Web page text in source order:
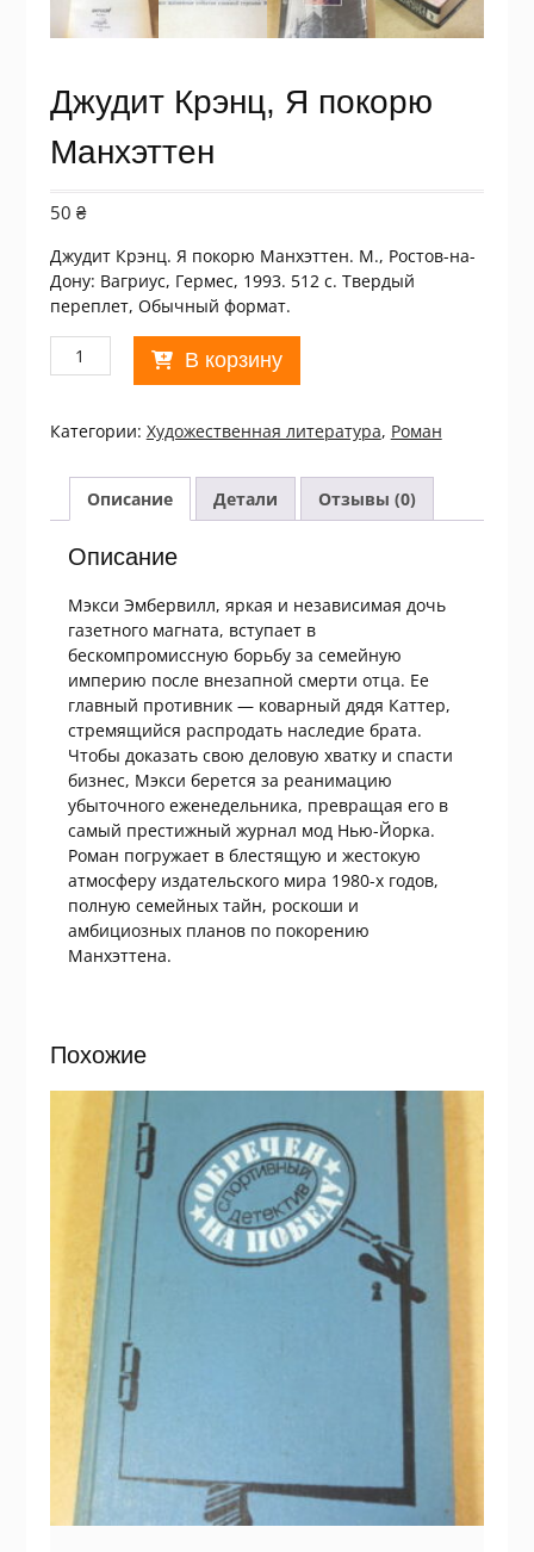
Джудит Крэнц, Я покорю
Манхэттен
50 ₴
Джудит Крэнц. Я покорю Манхэттен. М., Ростов-на-
Дону: Вагриус, Гермес, 1993. 512 с. Твердый
переплет, Обычный формат.
Количество
товара
Крэнц,
покорю
Манхэттен
В корзину
Категории: Xудожественная литература, Роман
Описание Детали Отзывы (0)
Описание
Мэкси Эмбервилл, яркая и независимая дочь
газетного магната, вступает в
бескомпромиссную борьбу за семейную
империю после внезапной смерти отца. Ее
главный противник — коварный дядя Каттер,
стремящийся распродать наследие брата.
Чтобы доказать свою деловую хватку и спасти
бизнес, Мэкси берется за реанимацию
убыточного еженедельника, превращая его в
самый престижный журнал мод Нью-Йорка.
Роман погружает в блестящую и жестокую
атмосферу издательского мира 1980-х годов,
полную семейных тайн, роскоши и
амбициозных планов по покорению
Манхэттена.
Похожие